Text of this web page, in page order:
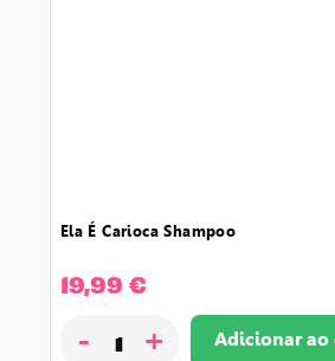
ela é carioca shampoo
19,99 €
- + Adicionar ao